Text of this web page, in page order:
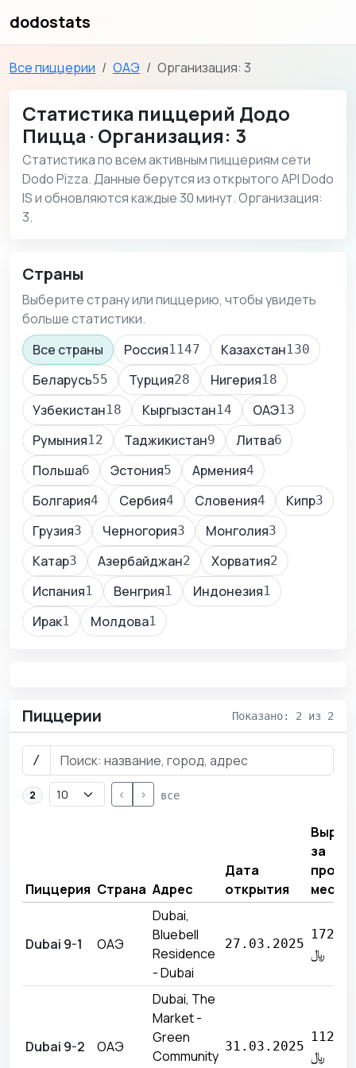
dodostats
Все пиццерии ОАЭ Организация: 3
Статистика пиццерий Додо
Пицца · Организация: 3
Статистика по всем активным пиццериям сети
Dodo Pizza. Данные берутся из открытого API Dodo
IS и обновляются каждые 30 минут. Организация:
3.
Страны
Выберите страну или пиццерию, чтобы увидеть
больше статистики.
Все страны
Россия1147 Казахстан130
Беларусь55 Турция28 Нигерия18
Узбекистан18 Кыргызстан14 ОАЭ13
Румыния12 Таджикистан9 Литва6
Польша6 Эстония5 Армения4
Болгария4 Сербия4 Словения4 Кипр3
Грузия3 Черногория3 Монголия3
Катар3 Азербайджан2 Хорватия2
Испания1 Венгрия1 Индонезия1
Ирак1 Молдова1
Пиццерии Показано: 2 из 2
/
2 < > все
Пиццерия Страна Адрес
Дата
открытия
за
месяц
Dubai 9-1 ОАЭ
Dubai,
Bluebell
Residence
- Dubai
27.03.2025
172
﷼
Dubai 9-2 ОАЭ
Dubai, The
Market -
Green
Community
31.03.2025
112
﷼